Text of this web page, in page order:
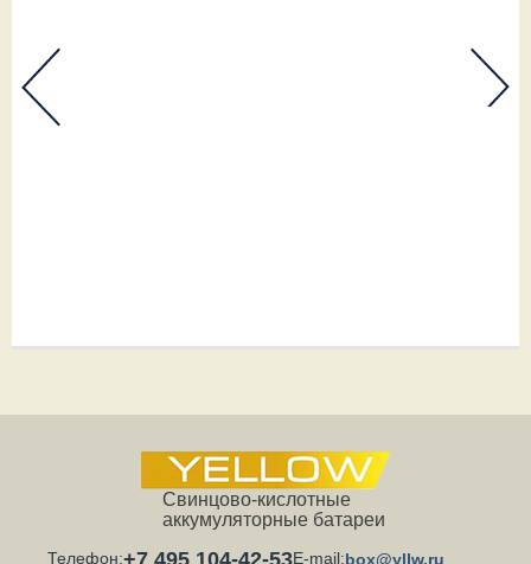
Свинцово-кислотные
аккумуляторные батареи
Телефон:+7 495 104-42-53E-mail:box@yllw.ru